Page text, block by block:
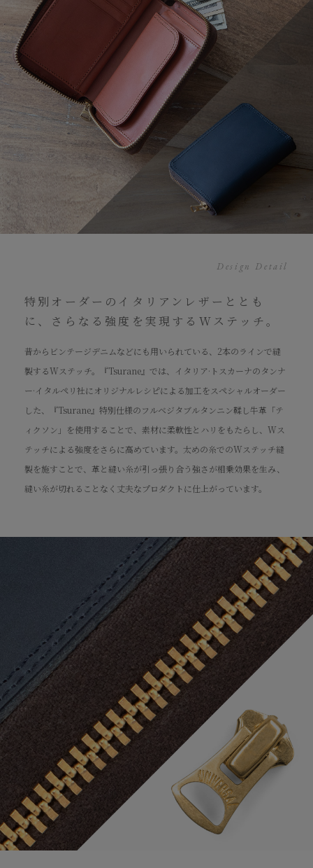
Design Detail
特別オーダーのイタリアンレザーととも
に、さらなる強度を実現するWステッチ。
昔からビンテージデニムなどにも用いられている、2本のラインで縫
製するWステッチ。『Tsurane』では、イタリア·トスカーナのタンナ
ー·イタルペリ社にオリジナルレシピによる加工をスペシャルオーダー
した、『Tsurane』特別仕様のフルベジタブルタンニン鞣し牛革「テ
ィクソン」を使用することで、素材に柔軟性とハリをもたらし、Wス
テッチによる強度をさらに高めています。太めの糸でのWステッチ縫
製を施すことで、革と縫い糸が引っ張り合う強さが相乗効果を生み、
縫い糸が切れることなく丈夫なプロダクトに仕上がっています。